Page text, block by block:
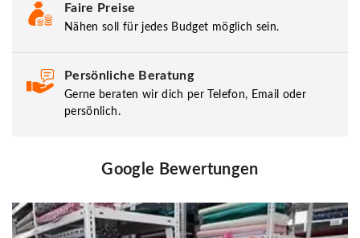
Faire Preise
Nähen soll für jedes Budget möglich sein.
Persönliche Beratung
Gerne beraten wir dich per Telefon, Email oder
persönlich.
Google Bewertungen